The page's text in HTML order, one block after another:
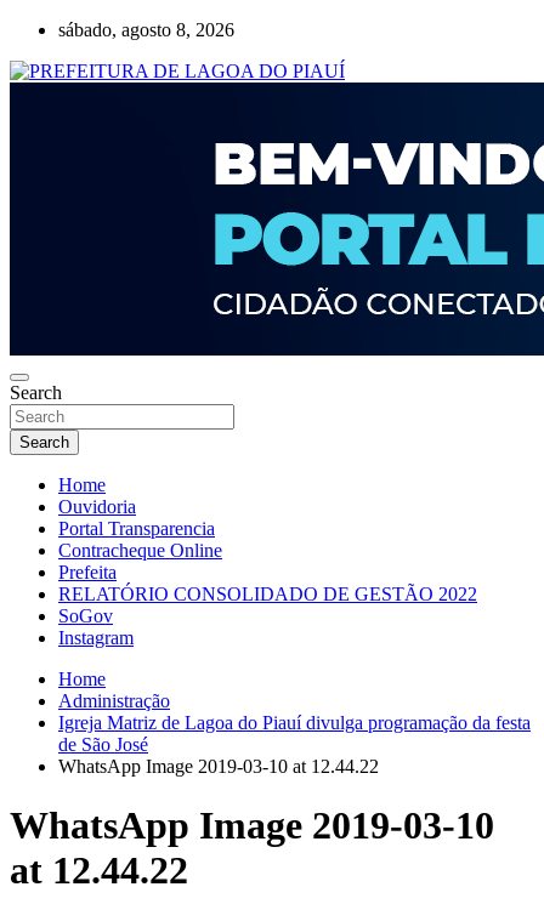
Skip
content
sábado, agosto 8, 2026
Search
Search
Home
Ouvidoria
Portal Transparencia
Contracheque Online
Prefeita
RELATÓRIO CONSOLIDADO DE GESTÃO 2022
SoGov
Instagram
Home
Administração
Igreja Matriz de Lagoa do Piauí divulga programação da festa
de São José
WhatsApp Image 2019-03-10 at 12.44.22
WhatsApp Image 2019-03-10
at 12.44.22